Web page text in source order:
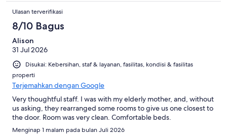
Ulasan terverifikasi
8/10 Bagus
Alison
31 Jul 2026
Disukai: Kebersihan, staf & layanan, fasilitas, kondisi & fasilitas
properti
Terjemahkan dengan Google
Very thoughtful staff. I was with my elderly mother, and, without
us asking, they rearranged some rooms to give us one closest to
the door. Room was very clean. Comfortable beds.
Menginap 1 malam pada bulan Juli 2026